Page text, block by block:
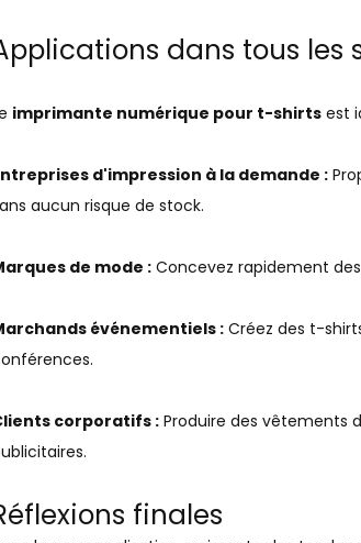
dans tous les
imprimante numérique pour t-shirts est
d'impression à la demande :
aucun risque de stock.
de mode : Concevez rapidement
événementiels : Créez des t-
corporatifs :Produire des vêtements
finales